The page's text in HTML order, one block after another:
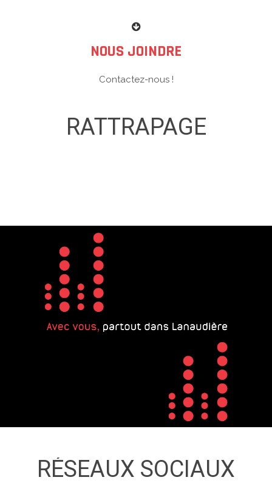
NOUS JOINDRE
Contactez-nous !
RATTRAPAGE
RÉSEAUX SOCIAUX